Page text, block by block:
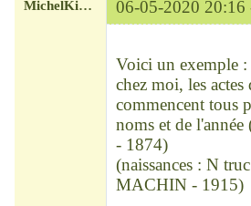
MichelKirsch 06-05-2020 20:16
Voici un exemple :
chez moi, les actes
commencent tous
noms et de
- 1874)
(naissances : N
MACHIN - 1915)